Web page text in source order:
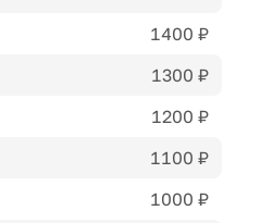
1400 ₽
1300 ₽
1200 ₽
1100 ₽
1000 ₽